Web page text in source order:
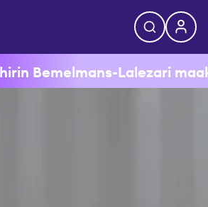
Bemelmans-Lalezari